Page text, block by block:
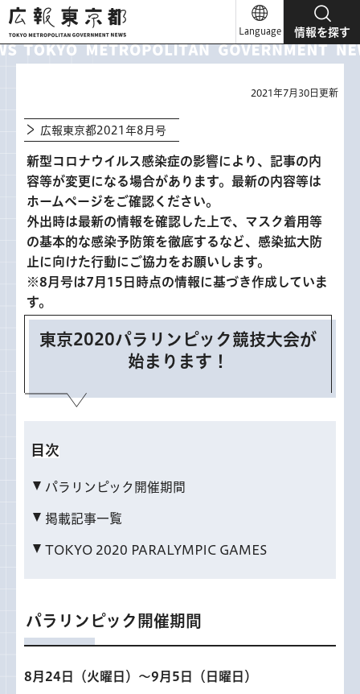
広報東京都
Language 情報を探す
2021年7月30日更新
広報東京都2021年8月号
新型コロナウイルス感染症の影響により、記事の内
容等が変更になる場合があります。最新の内容等は
ホームページをご確認ください。
外出時は最新の情報を確認した上で、マスク着用等
の基本的な感染予防策を徹底するなど、感染拡大防
止に向けた行動にご協力をお願いします。
※8月号は7月15日時点の情報に基づき作成していま
す。
東京2020パラリンピック競技大会が
始まります！
目次
パラリンピック開催期間
掲載記事一覧
TOKYO 2020 PARALYMPIC GAMES
パラリンピック開催期間
8月24日（火曜日）～9月5日（日曜日）